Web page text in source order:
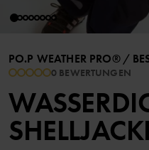
PO.P WEATHER PRO® /
0 BEWERTUNGEN